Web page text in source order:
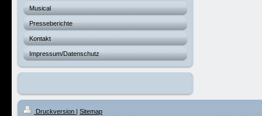
Musical
Presseberichte
Kontakt
Impressum/Datenschutz
Druckversion | Sitemap